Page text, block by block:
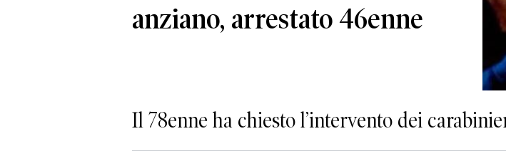
anziano, arrestato 46enne
Il 78enne ha chiesto l’intervento dei